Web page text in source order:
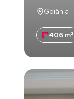
Goiânia
406 m²